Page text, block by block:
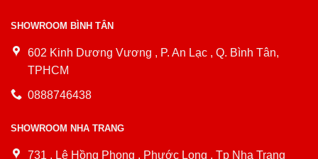
SHOWROOM BÌNH TÂN
602 Kinh Dương Vương , P. An Lạc , Q. Bình Tân,
TPHCM
0888746438
SHOWROOM NHA TRANG
731 , Lê Hồng Phong , Phước Long , Tp Nha Trang